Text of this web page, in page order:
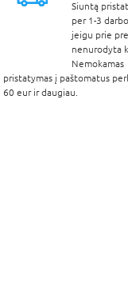
Siuntą
per 1-3
jeigu prie
nenurodyta
Nemokamas
pristatymas į paštomatus
60 eur ir daugiau.